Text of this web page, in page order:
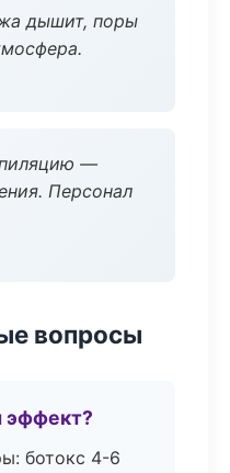
дышит, поры
—
Персонал
вопросы
эффект?
ботокс 4-6